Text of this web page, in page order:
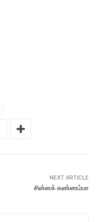
NEXT ARTICLE
சின்னக் கண்ணம்மா